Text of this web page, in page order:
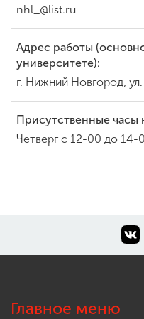
nhl_@list.ru
Адрес работы
университете):
г. Нижний Новгород, ул.
Присутственные часы
Четверг с 12-00 до 14-
Главное меню